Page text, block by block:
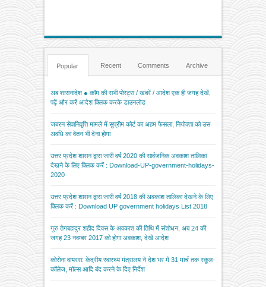
Popular Recent Comments Archive
अब शासनादेश ● कॉम की सभी पोस्ट्स / खबरें / आदेश एक ही जगह देखें,
पढ़ें और करें आदेश क्लिक करके डाउनलोड
जबरन सेवानिवृत्ति मामले में सुप्रीम कोर्ट का अहम फैसला, नियोक्ता को उस
अवधि का वेतन भी देना होगा
उत्तर प्रदेश शासन द्वारा जारी वर्ष 2020 की सार्वजनिक अवकाश तालिका
देखने के लिए क्लिक करें : Download-UP-government-holidays-
2020
उत्तर प्रदेश शासन द्वारा जारी वर्ष 2018 की अवकाश तालिका देखने के लिए
क्लिक करें : Download UP government holidays List 2018
गुरु तेगबहादुर शहीद दिवस के अवकाश की तिथि में संशोधन, अब 24 की
जगह 23 नवम्बर 2017 को होगा अवकाश, देखें आदेश
कोरोना वायरस: केंद्रीय स्वास्थ्य मंत्रालय ने देश भर में 31 मार्च तक स्कूल-
कॉलेज, मॉल्स आदि बंद करने के दिए निर्देश